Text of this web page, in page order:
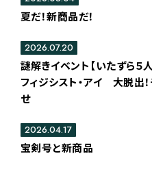
夏だ！新商品だ！
謎解きイベント【いたずら
フィジシスト・アイ 大脱出
せ
2026.07.20
宝剣号と新商品
2026.04.17